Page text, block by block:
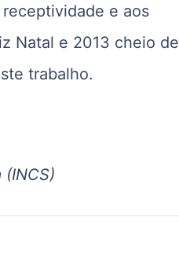
e aos
Natal e 2013 cheio de
trabalho.